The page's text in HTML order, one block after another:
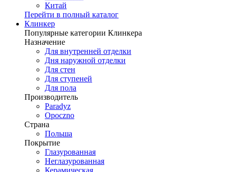
Китай
Перейти в полный каталог
Клинкер
Популярные категории Клинкера
Назначение
Для внутренней отделки
Дня наружной отделки
Для стен
Для ступеней
Для пола
Производитель
Paradyz
Opoczno
Страна
Польша
Покрытие
Глазурованная
Неглазурованная
Керамическая